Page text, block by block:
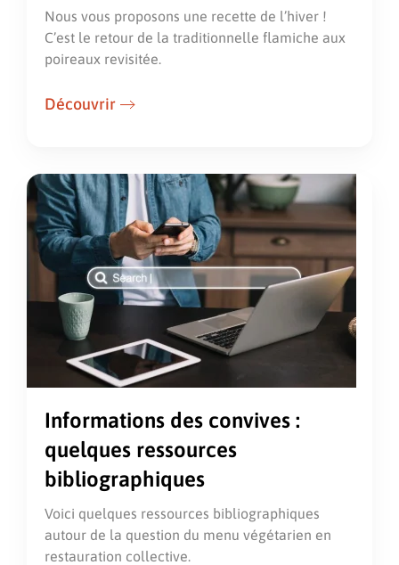
Nous vous proposons une recette de l’hiver !
C’est le retour de la traditionnelle flamiche aux
poireaux revisitée.
Découvrir
Informations des convives :
quelques ressources
bibliographiques
Voici quelques ressources bibliographiques
autour de la question du menu végétarien en
restauration collective.